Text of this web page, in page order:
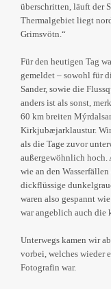
überschritten, läuft der
Thermalgebiet liegt
Grimsvötn.“
Für den heutigen Tag
gemeldet – sowohl für
Sander, sowie die
anders ist als sonst,
60 km breiten
Kirkjubæjarklaustur. Wir
als die Tage zuvor
außergewöhnlich hoch.
wie an den
dickflüssige
waren also gespannt
war angeblich auch die
Unterwegs kamen wir
vorbei, welches wieder
Fotografin war.